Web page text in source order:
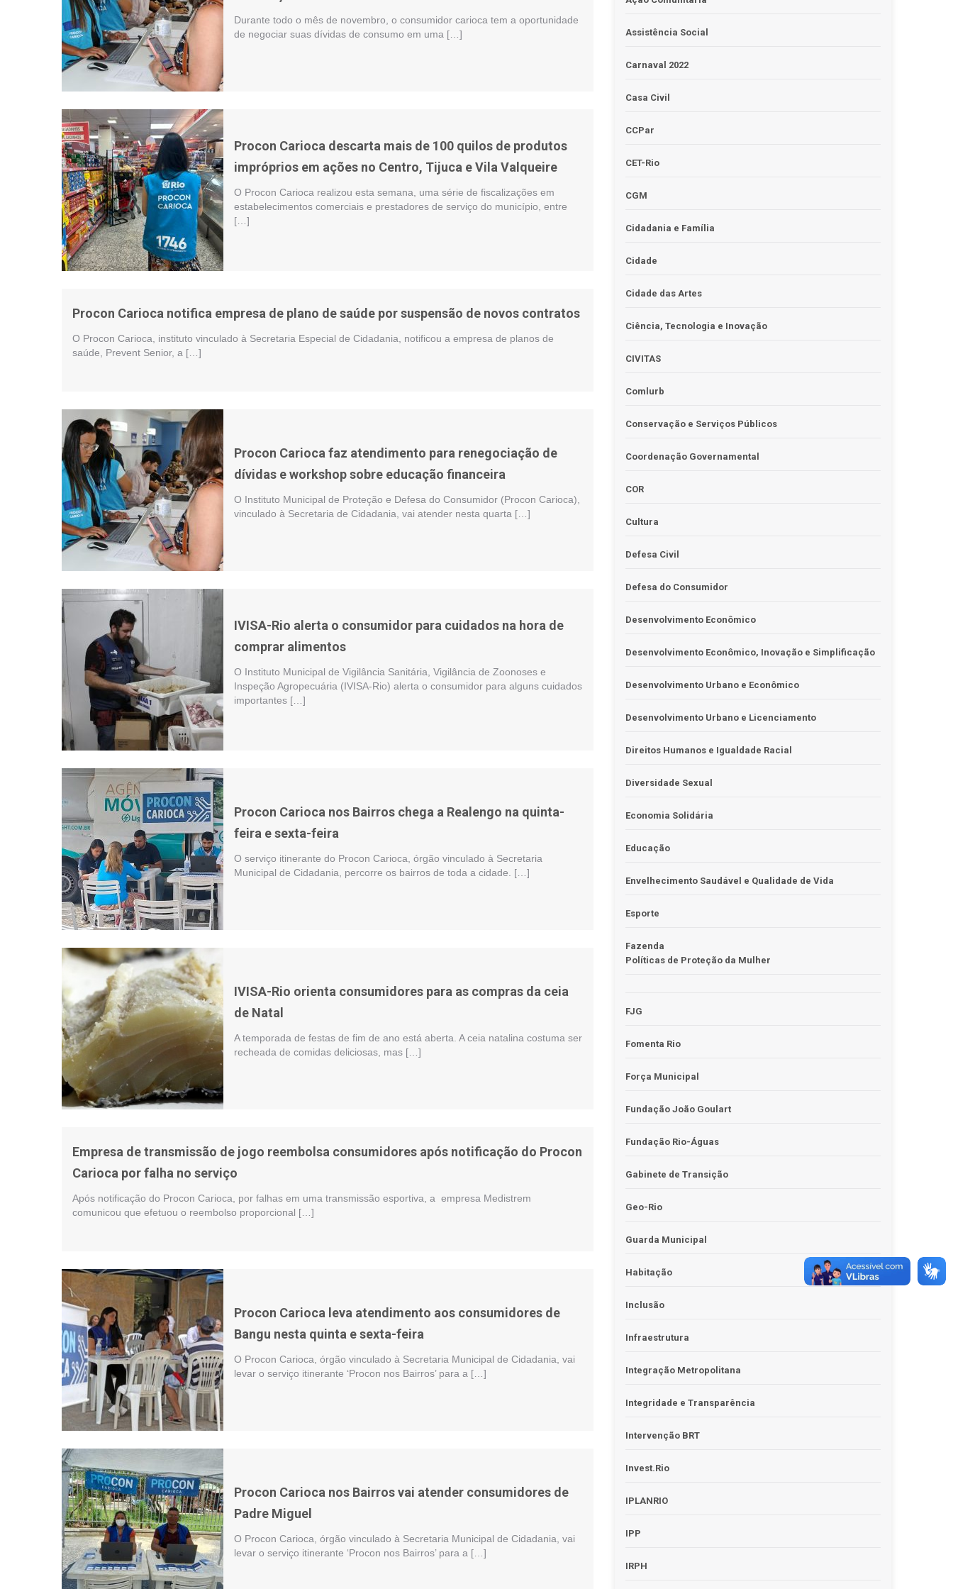
Durante todo o mês de novembro, o consumidor carioca tem a oportunidade
de negociar suas dívidas de consumo em uma […]
Procon Carioca descarta mais de 100 quilos de produtos
impróprios em ações no Centro, Tijuca e Vila Valqueire
O Procon Carioca realizou esta semana, uma série de fiscalizações em
estabelecimentos comerciais e prestadores de serviço do município, entre
[…]
Procon Carioca notifica empresa de plano de saúde por suspensão de novos contratos
O Procon Carioca, instituto vinculado à Secretaria Especial de Cidadania, notificou a empresa de planos de
saúde, Prevent Senior, a […]
Procon Carioca faz atendimento para renegociação de
dívidas e workshop sobre educação financeira
O Instituto Municipal de Proteção e Defesa do Consumidor (Procon Carioca),
vinculado à Secretaria de Cidadania, vai atender nesta quarta […]
IVISA-Rio alerta o consumidor para cuidados na hora de
comprar alimentos
O Instituto Municipal de Vigilância Sanitária, Vigilância de Zoonoses e
Inspeção Agropecuária (IVISA-Rio) alerta o consumidor para alguns cuidados
importantes […]
Procon Carioca nos Bairros chega a Realengo na quinta-
feira e sexta-feira
O serviço itinerante do Procon Carioca, órgão vinculado à Secretaria
Municipal de Cidadania, percorre os bairros de toda a cidade. […]
IVISA-Rio orienta consumidores para as compras da ceia
de Natal
A temporada de festas de fim de ano está aberta. A ceia natalina costuma ser
recheada de comidas deliciosas, mas […]
Empresa de transmissão de jogo reembolsa consumidores após notificação do Procon
Carioca por falha no serviço
Após notificação do Procon Carioca, por falhas em uma transmissão esportiva, a empresa Medistrem
comunicou que efetuou o reembolso proporcional […]
Procon Carioca leva atendimento aos consumidores de
Bangu nesta quinta e sexta-feira
O Procon Carioca, órgão vinculado à Secretaria Municipal de Cidadania, vai
levar o serviço itinerante ‘Procon nos Bairros’ para a […]
Procon Carioca nos Bairros vai atender consumidores de
Padre Miguel
O Procon Carioca, órgão vinculado à Secretaria Municipal de Cidadania, vai
levar o serviço itinerante ‘Procon nos Bairros’ para a […]
Assistência Social
Carnaval 2022
Casa Civil
CCPar
CET-Rio
CGM
Cidadania e Família
Cidade
Cidade das Artes
Ciência, Tecnologia e Inovação
CIVITAS
Comlurb
Conservação e Serviços Públicos
Coordenação Governamental
COR
Cultura
Defesa Civil
Defesa do Consumidor
Desenvolvimento Econômico
Desenvolvimento Econômico, Inovação e Simplificação
Desenvolvimento Urbano e Econômico
Desenvolvimento Urbano e Licenciamento
Direitos Humanos e Igualdade Racial
Diversidade Sexual
Economia Solidária
Educação
Envelhecimento Saudável e Qualidade de Vida
Esporte
Fazenda
Políticas de Proteção da Mulher
FJG
Fomenta Rio
Força Municipal
Fundação João Goulart
Fundação Rio-Águas
Gabinete de Transição
Geo-Rio
Guarda Municipal
Habitação
Inclusão
Infraestrutura
Integração Metropolitana
Integridade e Transparência
Intervenção BRT
Invest.Rio
IPLANRIO
IPP
IRPH